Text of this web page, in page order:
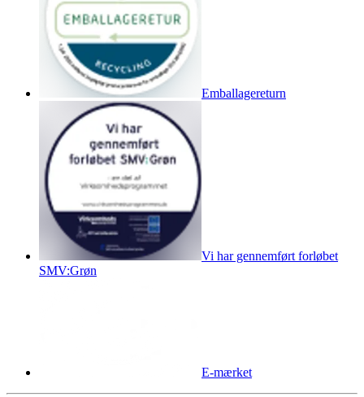
Emballagereturn
Vi har gennemført forløbet
SMV:Grøn
E-mærket